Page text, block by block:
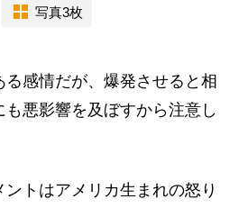
写真3枚
感情だが、爆発させると相
悪影響を及ぼすから注意し
ントはアメリカ生まれの怒り